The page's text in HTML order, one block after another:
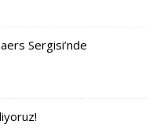
Sergisi’nde